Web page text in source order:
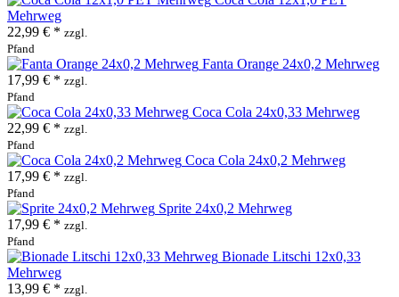
Mehrweg
22,99 € * zzgl.
Pfand
Fanta Orange 24x0,2 Mehrweg
17,99 € * zzgl.
Pfand
Coca Cola 24x0,33 Mehrweg
22,99 € * zzgl.
Pfand
Coca Cola 24x0,2 Mehrweg
17,99 € * zzgl.
Pfand
Sprite 24x0,2 Mehrweg
17,99 € * zzgl.
Pfand
Bionade Litschi 12x0,33
Mehrweg
13,99 € * zzgl.